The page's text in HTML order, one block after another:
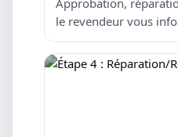
Approbation,
le revendeur vous